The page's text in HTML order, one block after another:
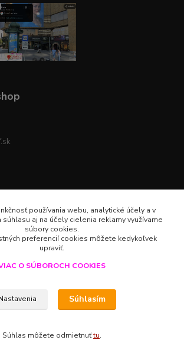
Upravit sběr cookies.
LUXUS V JEDNEJ KVAPKE
používania webu, analytické účely a v
aj na účely cielenia reklamy využívame
súbory cookies.
preferencií cookies môžete kedykoľvek
upraviť.
O SÚBOROCH COOKIES
Súhlasím
Súhlas môžete odmietnuťtu.